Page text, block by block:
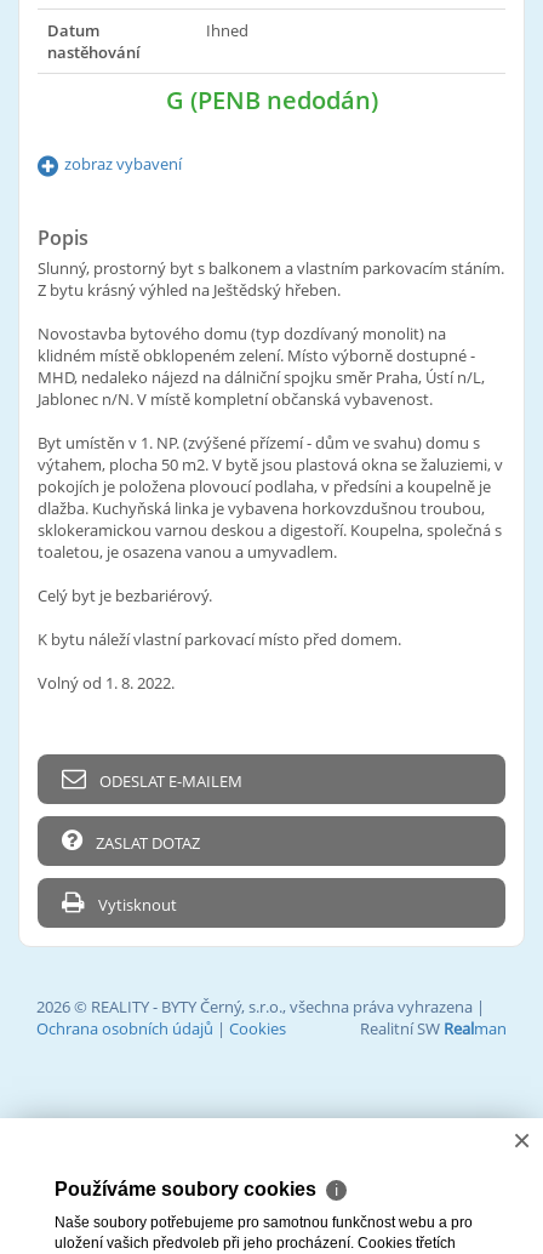
Datum
nastěhování
Ihned
G (PENB nedodán)
zobraz vybavení
Popis
Slunný, prostorný byt s balkonem a vlastním parkovacím stáním.
Z bytu krásný výhled na Ještědský hřeben.
Novostavba bytového domu (typ dozdívaný monolit) na
klidném místě obklopeném zelení. Místo výborně dostupné -
MHD, nedaleko nájezd na dálniční spojku směr Praha, Ústí n/L,
Jablonec n/N. V místě kompletní občanská vybavenost.
Byt umístěn v 1. NP. (zvýšené přízemí - dům ve svahu) domu s
výtahem, plocha 50 m2. V bytě jsou plastová okna se žaluziemi, v
pokojích je položena plovoucí podlaha, v předsíni a koupelně je
dlažba. Kuchyňská linka je vybavena horkovzdušnou troubou,
sklokeramickou varnou deskou a digestoří. Koupelna, společná s
toaletou, je osazena vanou a umyvadlem.
Celý byt je bezbariérový.
K bytu náleží vlastní parkovací místo před domem.
Volný od 1. 8. 2022.
ODESLAT E-MAILEM
ZASLAT DOTAZ
Vytisknout
2026 © REALITY - BYTY Černý, s.r.o., všechna práva vyhrazena |
Ochrana osobních údajů | Cookies Realitní SW Realman
×
Používáme soubory cookies ℹ
Naše soubory potřebujeme pro samotnou funkčnost webu a pro
uložení vašich předvoleb při jeho procházení. Cookies třetích